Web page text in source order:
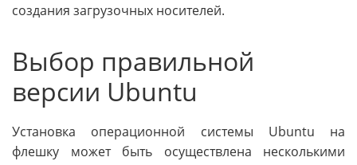
создания загрузочных носителей.
Выбор правильной
версии Ubuntu
Установка операционной системы Ubuntu на
флешку может быть осуществлена несколькими